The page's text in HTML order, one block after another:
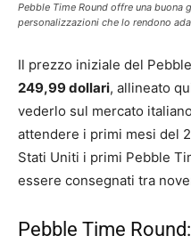
Pebble Time Round offre una buona
personalizzazioni che lo rendono
Il prezzo iniziale del
249,99 dollari, allineato
vederlo sul mercato
attendere i primi mesi del
Stati Uniti i primi Pebble
essere consegnati tra
Pebble Time